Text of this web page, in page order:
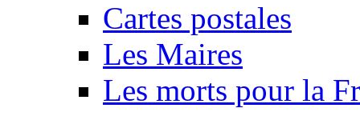
Cartes postales
Les Maires
Les morts pour la